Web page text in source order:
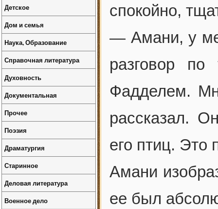
спокойно,
— Амани, у
разговор
Фадделем.
рассказал.
его птиц. Это
Амани
ее был
Детское
Дом и семья
Наука, Образование
Справочная литература
Духовность
Документальная
Прочее
Поэзия
Драматургия
Старинное
Деловая литература
Военное дело